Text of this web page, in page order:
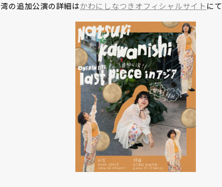
の追加公演の詳細はかわにしなつきオフィシャルサイト に